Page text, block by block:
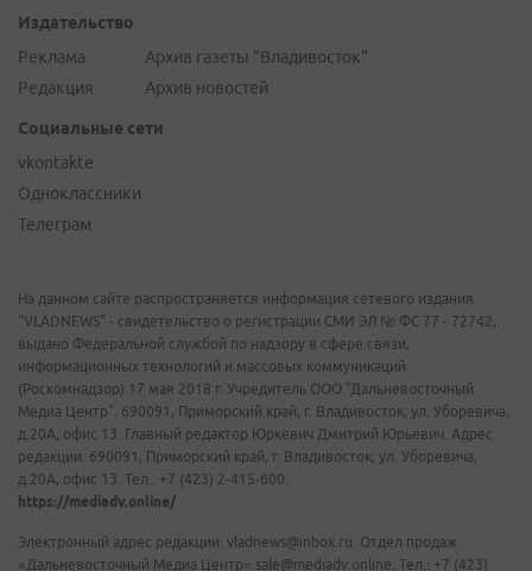
Издательство
Реклама
Редакция
Архив газеты "Владивосток"
Архив новостей
Социальные сети
vkontakte
Одноклассники
Телеграм
На данном сайте распространяется информация сетевого издания
"VLADNEWS" - свидетельство о регистрации СМИ ЭЛ № ФС 77 - 72742,
выдано Федеральной службой по надзору в сфере связи,
информационных технологий и массовых коммуникаций
(Роскомнадзор) 17 мая 2018 г. Учредитель ООО "Дальневосточный
Медиа Центр". 690091, Приморский край, г. Владивосток, ул. Уборевича,
д.20А, офис 13. Главный редактор Юркевич Дмитрий Юрьевич. Адрес
редакции: 690091, Приморский край, г. Владивосток, ул. Уборевича,
д.20А, офис 13. Тел.: +7 (423) 2-415-600.
https://mediadv.online/
Электронный адрес редакции: vladnews@inbox.ru. Отдел продаж
«Дальневосточный Медиа Центр» sale@mediadv.online. Тел.: +7 (423)